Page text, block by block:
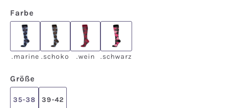
Farbe
.marine
.marine
.schoko
.schoko
.wein
.wein
.schwarz
.schwarz
Größe
35-38 39-42